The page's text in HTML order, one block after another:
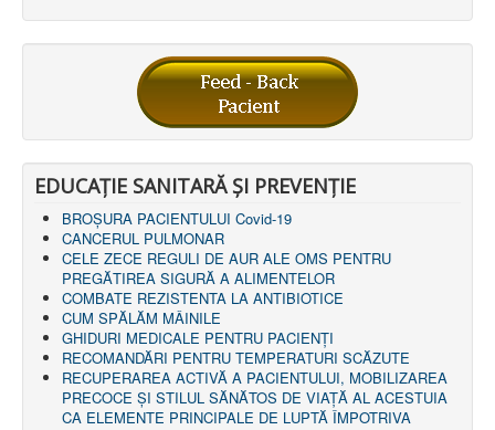
EDUCAȚIE SANITARĂ ȘI PREVENȚIE
BROȘURA PACIENTULUI Covid-19
CANCERUL PULMONAR
CELE ZECE REGULI DE AUR ALE OMS PENTRU
PREGĂTIREA SIGURĂ A ALIMENTELOR
COMBATE REZISTENTA LA ANTIBIOTICE
CUM SPĂLĂM MÂINILE
GHIDURI MEDICALE PENTRU PACIENȚI
RECOMANDĂRI PENTRU TEMPERATURI SCĂZUTE
RECUPERAREA ACTIVĂ A PACIENTULUI, MOBILIZAREA
PRECOCE ȘI STILUL SĂNĂTOS DE VIAȚĂ AL ACESTUIA
CA ELEMENTE PRINCIPALE DE LUPTĂ ÎMPOTRIVA